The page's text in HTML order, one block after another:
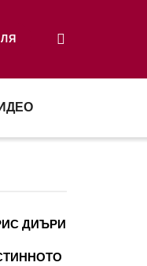
ДИЪРИ